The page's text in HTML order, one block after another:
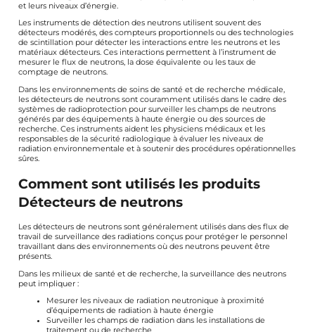
et leurs niveaux d’énergie.
Les instruments de détection des neutrons utilisent souvent des
détecteurs modérés, des compteurs proportionnels ou des technologies
de scintillation pour détecter les interactions entre les neutrons et les
matériaux détecteurs. Ces interactions permettent à l’instrument de
mesurer le flux de neutrons, la dose équivalente ou les taux de
comptage de neutrons.
Dans les environnements de soins de santé et de recherche médicale,
les détecteurs de neutrons sont couramment utilisés dans le cadre des
systèmes de radioprotection pour surveiller les champs de neutrons
générés par des équipements à haute énergie ou des sources de
recherche. Ces instruments aident les physiciens médicaux et les
responsables de la sécurité radiologique à évaluer les niveaux de
radiation environnementale et à soutenir des procédures opérationnelles
sûres.
Comment sont utilisés les produits
Détecteurs de neutrons
Les détecteurs de neutrons sont généralement utilisés dans des flux de
travail de surveillance des radiations conçus pour protéger le personnel
travaillant dans des environnements où des neutrons peuvent être
présents.
Dans les milieux de santé et de recherche, la surveillance des neutrons
peut impliquer :
Mesurer les niveaux de radiation neutronique à proximité
d’équipements de radiation à haute énergie
Surveiller les champs de radiation dans les installations de